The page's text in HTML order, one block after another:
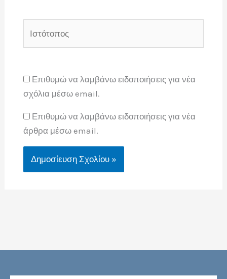
Επιθυμώ να λαμβάνω ειδοποιήσεις για νέα
σχόλια μέσω email.
Επιθυμώ να λαμβάνω ειδοποιήσεις για νέα
άρθρα μέσω email.